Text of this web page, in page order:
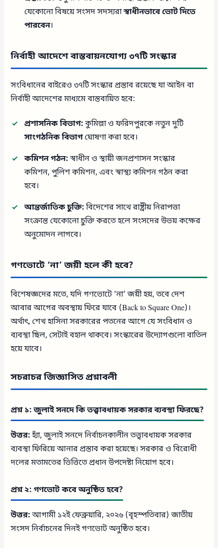
যেকোনো বিষয়ে সংসদ সদস্যরাস্বাধীনভাবে ভোট দিতে
পারবেন।
নির্বাহী আদেশে বাস্তবায়নযোগ্য ৩৭টি সংস্কার
সংবিধানের বাইরেও ৩৭টি সংস্কার প্রস্তাব রয়েছে যা আইন বা
নির্বাহী আদেশের মাধ্যমে বাস্তবায়িত হবে:
প্রশাসনিক বিভাগ:কুমিল্লা ও ফরিদপুরকে নতুন দুটি
সাংগঠনিক বিভাগঘোষণা করা হবে।
কমিশন গঠন:স্বাধীন ও স্থায়ী জনপ্রশাসন সংস্কার
কমিশন, পুলিশ কমিশন, এবং স্বাস্থ্য কমিশন গঠন করা
হবে।
আন্তর্জাতিক চুক্তি:বিদেশের সাথে রাষ্ট্রীয় নিরাপত্তা
সংক্রান্ত যেকোনো চুক্তি করতে হলে সংসদের উভয় কক্ষের
অনুমোদন লাগবে।
গণভোটে ‘না’ জয়ী হলে কী হবে?
বিশেষজ্ঞদের মতে, যদি গণভোটে ‘না’ জয়ী হয়, তবে দেশ
আবার আগের অবস্থায় ফিরে যাবে (Back to Square One)।
অর্থাৎ, শেখ হাসিনা সরকারের পতনের আগে যে সংবিধান ও
ব্যবস্থা ছিল, সেটাই বহাল থাকবে। সংস্কারের উদ্যোগগুলো বাতিল
হয়ে যাবে।
সচরাচর জিজ্ঞাসিত প্রশ্নাবলী
প্রশ্ন ১: জুলাই সনদে কি তত্ত্বাবধায়ক সরকার ব্যবস্থা ফিরছে?
উত্তর:হ্যাঁ, জুলাই সনদে নির্বাচনকালীন তত্ত্বাবধায়ক সরকার
ব্যবস্থা ফিরিয়ে আনার প্রস্তাব করা হয়েছে। সরকার ও বিরোধী
দলের মতামতের ভিত্তিতে প্রধান উপদেষ্টা নিয়োগ হবে।
প্রশ্ন ২: গণভোট কবে অনুষ্ঠিত হবে?
উত্তর:আগামী ১২ই ফেব্রুয়ারি, ২০২৬ (বৃহস্পতিবার) জাতীয়
সংসদ নির্বাচনের দিনই গণভোট অনুষ্ঠিত হবে।